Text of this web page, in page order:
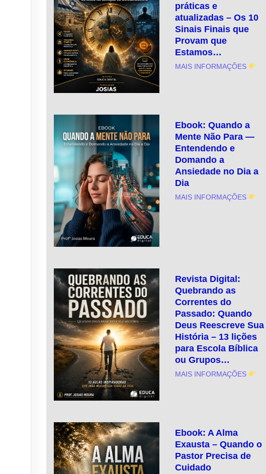
práticas e
atualizadas – Os 10
Sinais Finais que
Provam que
Estamos…
MAIS INFORMAÇÕES
Ebook: Quando a
Mente Não Para —
Entendendo e
Domando a
Ansiedade no Dia a
Dia
MAIS INFORMAÇÕES
Revista Digital:
Quebrando as
Correntes do
Passado: Quando
Deus Reescreve Sua
História – 13 lições
para Escola Bíblica
ou Grupos…
MAIS INFORMAÇÕES
Ebook: A Alma
Exausta – Quando o
Pastor Precisa de
Cuidado